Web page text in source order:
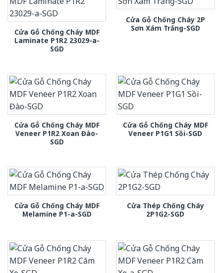
Cửa Gỗ Chống Cháy MDF
Laminate P1R2 23029-a-
SGD
Cửa Gỗ Chống Cháy 2P
Sơn Xám Trắng-SGD
Cửa Gỗ Chống Cháy MDF
Veneer P1R2 Xoan Đào-
SGD
Cửa Gỗ Chống Cháy MDF
Veneer P1G1 Sồi-SGD
Cửa Gỗ Chống Cháy MDF
Melamine P1-a-SGD
Cửa Thép Chống Cháy
2P1G2-SGD